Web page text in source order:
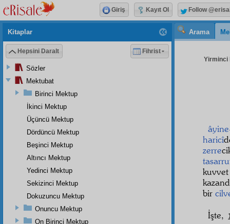
Arama
Yirminci
haricî
zerre
bir
İşte,
Kitaplar
Hepsini Daralt Fihrist
Sözler
Mektubat
Birinci Mektup
İkinci Mektup
Üçüncü Mektup
Dördüncü Mektup
Beşinci Mektup
Altıncı Mektup
Yedinci Mektup
Sekizinci Mektup
Dokuzuncu Mektup
Onuncu Mektup
On Birinci Mektup
Giriş Kayıt Ol Follow